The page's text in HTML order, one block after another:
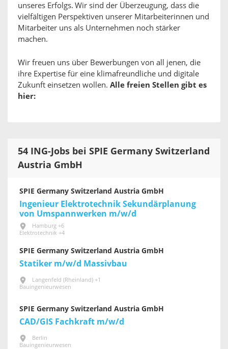
unseres Erfolgs. Wir sind der Überzeugung, dass die
vielfältigen Perspektiven unserer Mitarbeiterinnen und
Mitarbeiter uns als Unternehmen noch stärker
machen.
Wir freuen uns über Bewerbungen von all jenen, die
ihre Expertise für eine klimafreundliche und digitale
Zukunft einsetzen wollen. Alle freien Stellen gibt es
hier:
54 ING-Jobs bei SPIE Germany Switzerland
Austria GmbH
SPIE Germany Switzerland Austria GmbH
Ingenieur Elektrotechnik Sekundärplanung
von Umspannwerken m/w/d
Hamburg +6
Elektrotechnik +4
SPIE Germany Switzerland Austria GmbH
Statiker m/w/d Massivbau
Langenfeld (Rheinland) +1
Bauingenieurwesen
SPIE Germany Switzerland Austria GmbH
CAD/GIS Fachkraft m/w/d
Berlin
Bauingenieurwesen